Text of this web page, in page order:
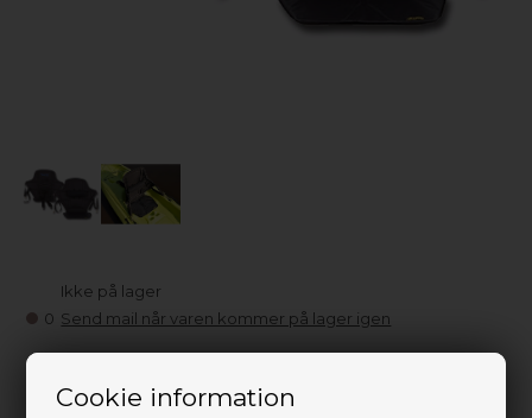
Cookie information
0
Ikke på lager
Send mail når varen kommer på lager igen
1.399,20
1.749,00